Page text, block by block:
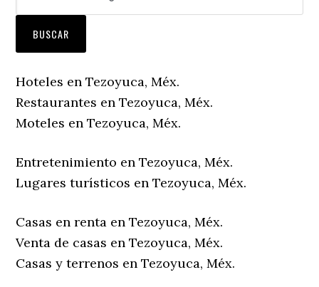
Hoteles en Tezoyuca, Méx.
Restaurantes en Tezoyuca, Méx.
Moteles en Tezoyuca, Méx.
Entretenimiento en Tezoyuca, Méx.
Lugares turísticos en Tezoyuca, Méx.
Casas en renta en Tezoyuca, Méx.
Venta de casas en Tezoyuca, Méx.
Casas y terrenos en Tezoyuca, Méx.